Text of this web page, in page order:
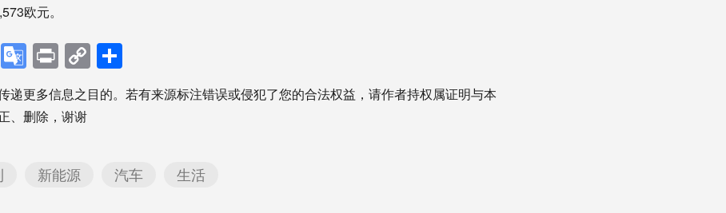
欧元。
X Google
Translate
PrintCopy
Link享
递更多信息之目的。若有来源标注错误或侵犯了您的合法权益，请作者持权属证明与本
、删除，谢谢
新能源 汽车 生活